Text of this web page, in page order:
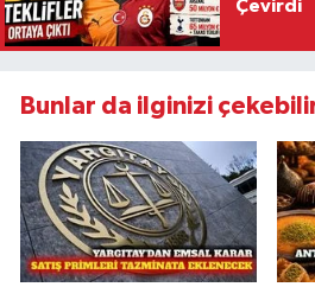
Çevirdi
Bunlar da ilginizi